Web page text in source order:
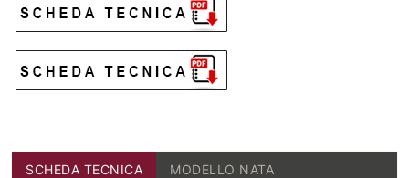
SCHEDA TECNICA MODELLO NATA